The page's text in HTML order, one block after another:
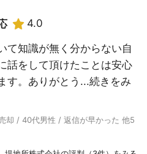
4.0
て知識が無く分からない自
話をして頂けたことは安心
す。ありがとう...続きをみ
却 / 40代男性 / 返信が早かった 他5